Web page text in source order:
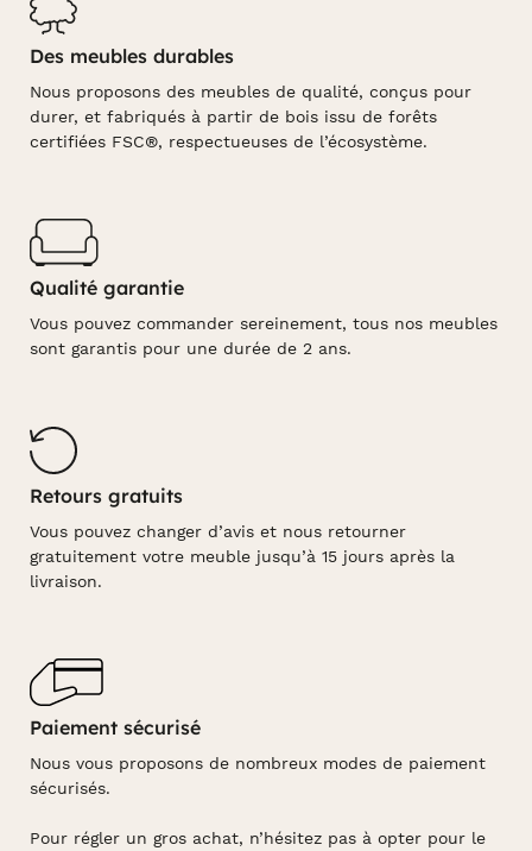
Des meubles durables
Nous proposons des meubles de qualité, conçus pour
durer, et fabriqués à partir de bois issu de forêts
certifiées FSC®, respectueuses de l’écosystème.
Qualité garantie
Vous pouvez commander sereinement, tous nos meubles
sont garantis pour une durée de 2 ans.
Retours gratuits
Vous pouvez changer d’avis et nous retourner
gratuitement votre meuble jusqu’à 15 jours après la
livraison.
Paiement sécurisé
Nous vous proposons de nombreux modes de paiement
sécurisés.
Pour régler un gros achat, n’hésitez pas à opter pour le